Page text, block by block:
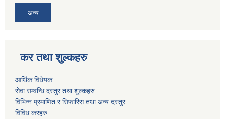
अन्य
कर तथा शुल्कहरु
आर्थिक विधेयक
सेवा सम्वन्धि दस्तुर तथा शुल्कहरु
विभिन्न प्रमाणित र सिफारिस तथा अन्य दस्तुर
विविध करहरु